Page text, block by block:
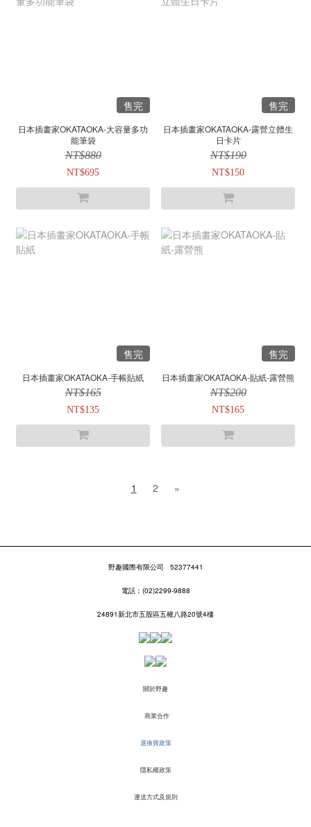
售完
日本插畫家OKATAOKA-大容量多功
能筆袋
NT$880
NT$695
售完
日本插畫家OKATAOKA-露營立體生
日卡片
NT$190
NT$150
售完
日本插畫家OKATAOKA-手帳貼紙
NT$165
NT$135
售完
日本插畫家OKATAOKA-貼紙-露營熊
NT$200
NT$165
1 2 »
野趣國際有限公司 52377441
電話：(02)2299-9888
24891新北市五股區五權八路20號4樓
關於野趣
商業合作
退換貨政策
隱私權政策
運送方式及規則